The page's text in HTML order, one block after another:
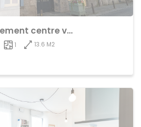
Achat Appartement centre ville
1
13.6 M2